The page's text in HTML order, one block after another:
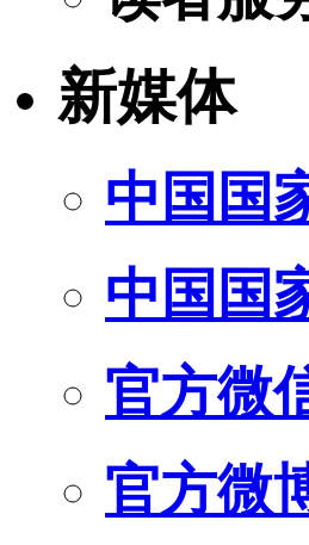
新媒体
中国国
中国国
官方微
官方微